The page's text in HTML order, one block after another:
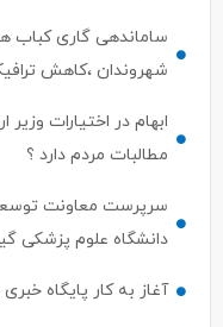
ساماندهی گاری کباب
شهروندان ،کاهش
ابهام در اختیارات
مطالبات مردم دارد ؟
سرپرست معاونت
دانشگاه علوم پزشکی
آغاز به کار پایگاه